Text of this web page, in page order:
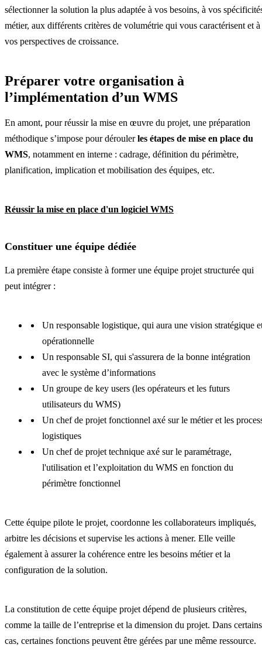
sélectionner la solution la plus adaptée à vos besoins, à vos
métier, aux différents critères de volumétrie qui vous caractérisent et à
vos perspectives de croissance.
Préparer votre organisation à
l’implémentation d’un WMS
En amont, pour réussir la mise en œuvre du projet, une préparation
méthodique s’impose pour déroulerles étapes de mise en place du
WMS, notamment en interne : cadrage, définition du périmètre,
planification, implication et mobilisation des équipes, etc.
Réussir la mise en place d'un logiciel WMS
Constituer une équipe dédiée
La première étape consiste à former une équipe projet structurée qui
peut intégrer :
Un responsable logistique, qui aura une vision stratégique
opérationnelle
Un responsable SI, qui s'assurera de la bonne intégration
avec le système d’informations
Un groupe de key users (les opérateurs et les futurs
utilisateurs du WMS)
Un chef de projet fonctionnel axé sur le métier et les
logistiques
Un chef de projet technique axé sur le paramétrage,
l'utilisation et l’exploitation du WMS en fonction du
périmètre fonctionnel
Cette équipe pilote le projet, coordonne les collaborateurs impliqués,
arbitre les décisions et supervise les actions à mener. Elle veille
également à assurer la cohérence entre les besoins métier et la
configuration de la solution.
La constitution de cette équipe projet dépend de plusieurs critères,
comme la taille de l’entreprise et la dimension du projet. Dans certains
cas, certaines fonctions peuvent être gérées par une même ressource.